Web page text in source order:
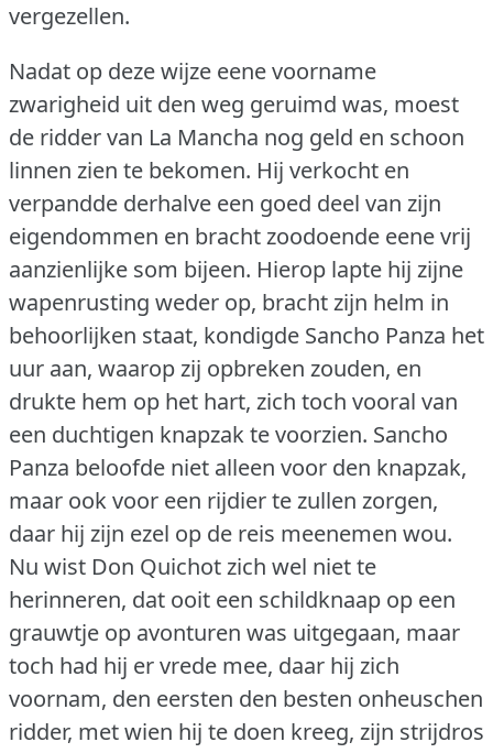
vergezellen.
Nadat op deze wijze eene voorname
zwarigheid uit den weg geruimd was, moest
de ridder van La Mancha nog geld en schoon
linnen zien te bekomen. Hij verkocht en
verpandde derhalve een goed deel van zijn
eigendommen en bracht zoodoende eene vrij
aanzienlijke som bijeen. Hierop lapte hij zijne
wapenrusting weder op, bracht zijn helm in
behoorlijken staat, kondigde Sancho Panza het
uur aan, waarop zij opbreken zouden, en
drukte hem op het hart, zich toch vooral van
een duchtigen knapzak te voorzien. Sancho
Panza beloofde niet alleen voor den knapzak,
maar ook voor een rijdier te zullen zorgen,
daar hij zijn ezel op de reis meenemen wou.
Nu wist Don Quichot zich wel niet te
herinneren, dat ooit een schildknaap op een
grauwtje op avonturen was uitgegaan, maar
toch had hij er vrede mee, daar hij zich
voornam, den eersten den besten onheuschen
ridder, met wien hij te doen kreeg, zijn strijdros